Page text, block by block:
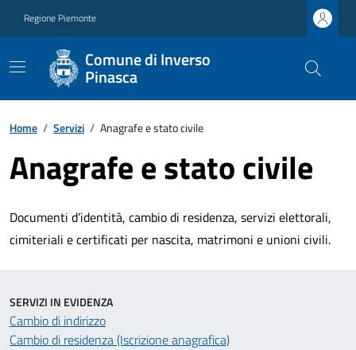
Regione Piemonte
Comune di Inverso
Pinasca
Home / Servizi / Anagrafe e stato civile
Anagrafe e stato civile
Documenti d’identità, cambio di residenza, servizi elettorali,
cimiteriali e certificati per nascita, matrimoni e unioni civili.
SERVIZI IN EVIDENZA
Cambio di indirizzo
Cambio di residenza (Iscrizione anagrafica)